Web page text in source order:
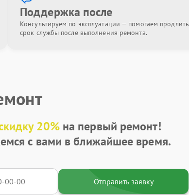
Поддержка после
Консультируем по эксплуатации — помогаем продлить
срок службы после выполнения ремонта.
20%на первый ремонт!
с вами в ближайшее время.
Отправить заявку